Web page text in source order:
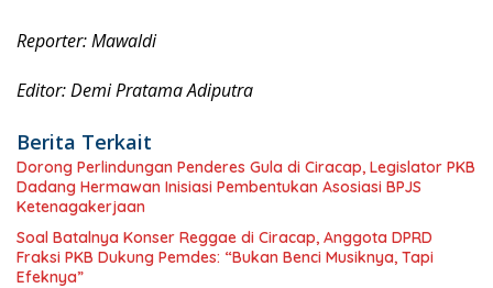
Reporter: Mawaldi
Editor: Demi Pratama Adiputra
Berita Terkait
Dorong Perlindungan Penderes Gula di Ciracap, Legislator PKB
Dadang Hermawan Inisiasi Pembentukan Asosiasi BPJS
Ketenagakerjaan
Soal Batalnya Konser Reggae di Ciracap, Anggota DPRD
Fraksi PKB Dukung Pemdes: “Bukan Benci Musiknya, Tapi
Efeknya”